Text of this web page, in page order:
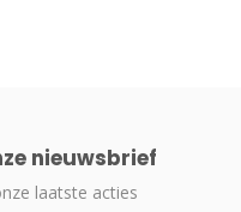
nieuwsbrief
laatste acties